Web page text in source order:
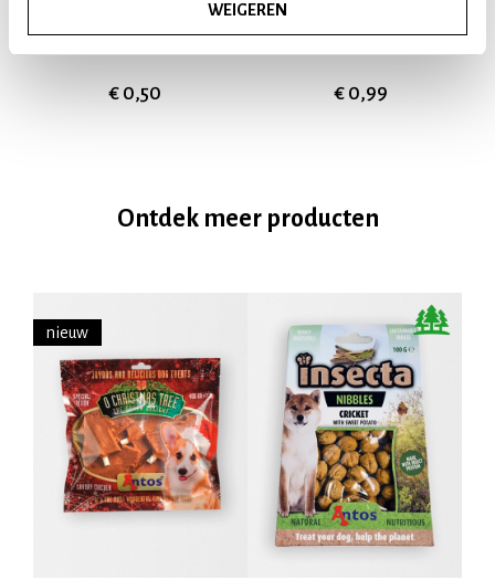
WEIGEREN
€ 0,50 € 0,99
Ontdek meer producten
nieuw